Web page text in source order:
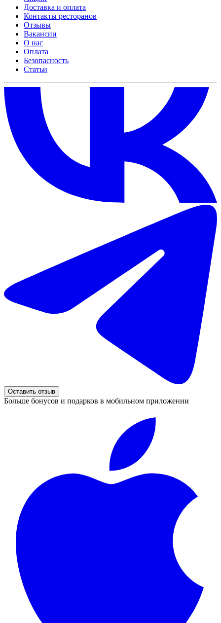
Доставка и оплата
Контакты ресторанов
Отзывы
Вакансии
О нас
Оплата
Безопасность
Статьи
Оставить отзыв
Больше бонусов и подарков в мобильном приложении